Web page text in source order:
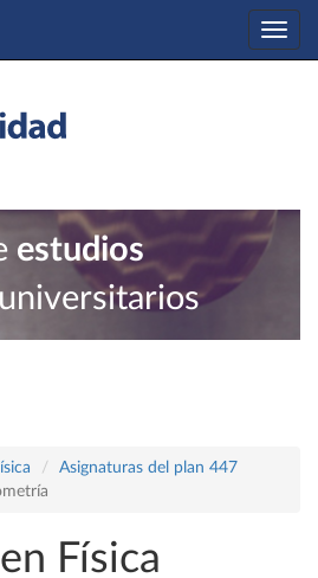
estudios
universitarios
Asignaturas del plan 447
Física